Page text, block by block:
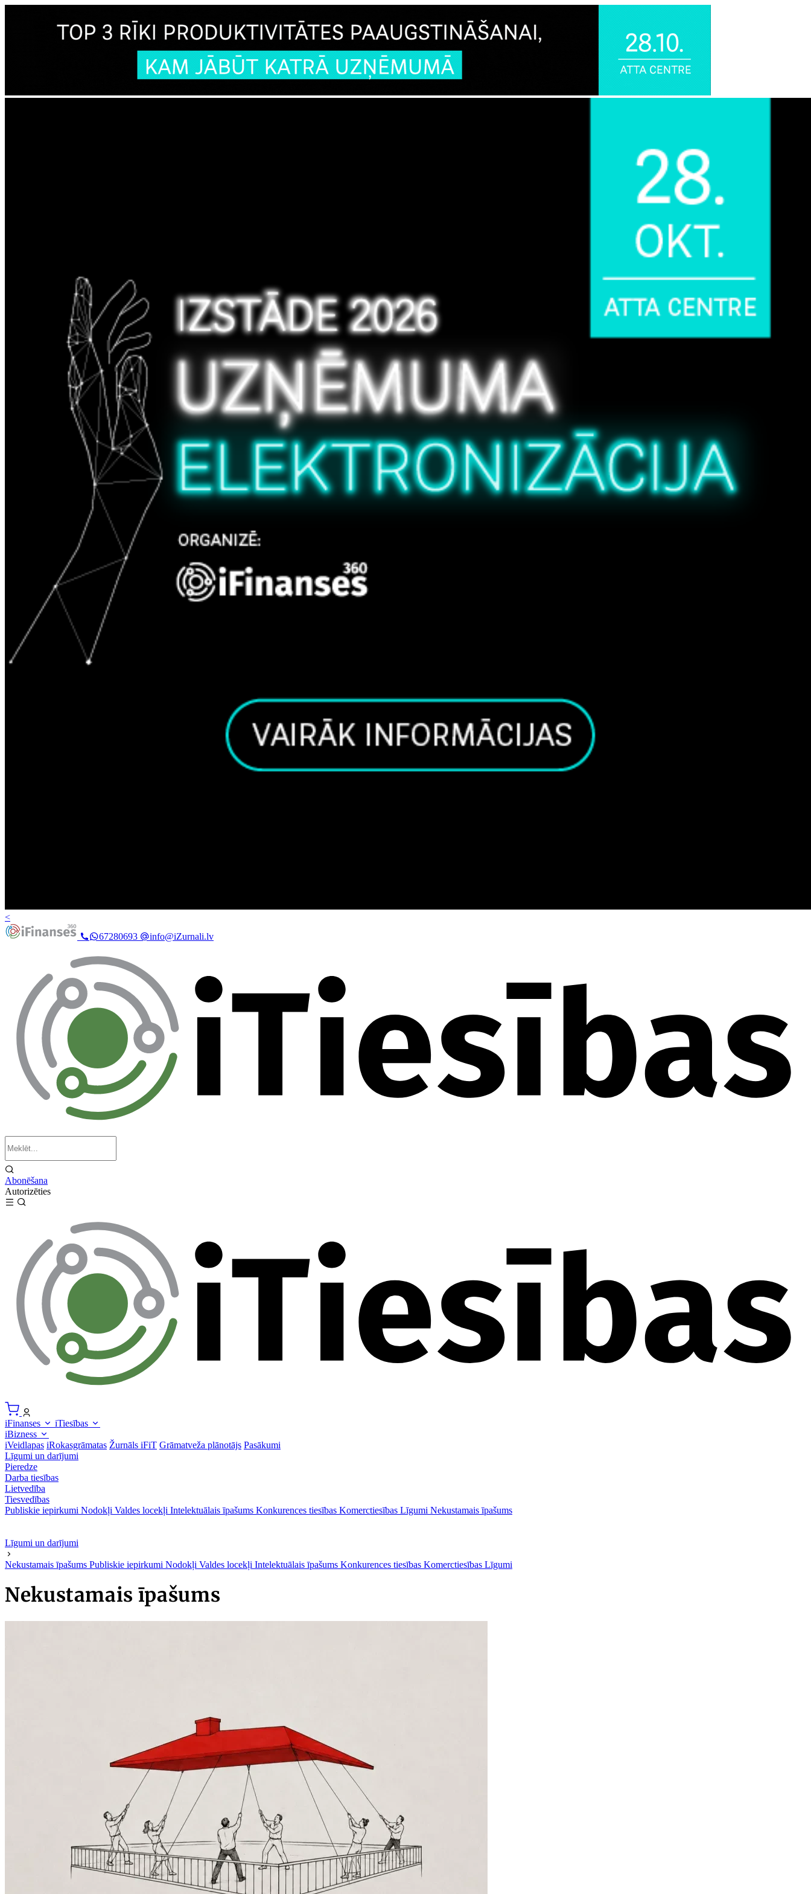
<
67280693
info@iZurnali.lv
Abonēšana
Autorizēties
iFinanses
iTiesības
iBizness
iVeidlapas iRokasgrāmatas Žurnāls iFiT Grāmatveža plānotājs Pasākumi
Līgumi un darījumi
Pieredze
Darba tiesības
Lietvedība
Tiesvedības
Publiskie iepirkumi Nodokļi Valdes locekļi Intelektuālais īpašums Konkurences tiesības Komerctiesības Līgumi Nekustamais īpašums
Līgumi un darījumi
Nekustamais īpašums Publiskie iepirkumi Nodokļi Valdes locekļi Intelektuālais īpašums Konkurences tiesības Komerctiesības Līgumi
Nekustamais īpašums